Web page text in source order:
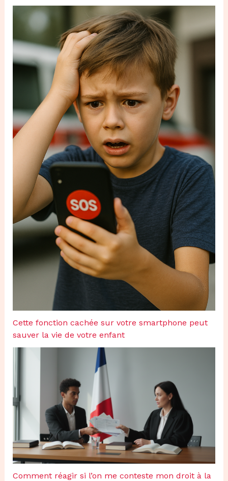
Cette fonction cachée sur votre smartphone peut
sauver la vie de votre enfant
Comment réagir si l’on me conteste mon droit à la